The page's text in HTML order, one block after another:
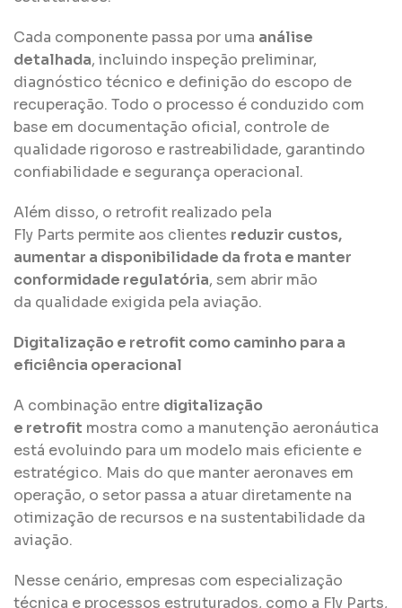
Cada componente passa por uma análise
detalhada, incluindo inspeção preliminar,
diagnóstico técnico e definição do escopo de
recuperação. Todo o processo é conduzido com
base em documentação oficial, controle de
qualidade rigoroso e rastreabilidade, garantindo
confiabilidade e segurança operacional.
Além disso, o retrofit realizado pela
Fly Parts permite aos clientes reduzir custos,
aumentar a disponibilidade da frota e manter
conformidade regulatória, sem abrir mão
da qualidade exigida pela aviação.
Digitalização e retrofit como caminho para a
eficiência operacional
A combinação entre digitalização
e retrofit mostra como a manutenção aeronáutica
está evoluindo para um modelo mais eficiente e
estratégico. Mais do que manter aeronaves em
operação, o setor passa a atuar diretamente na
otimização de recursos e na sustentabilidade da
aviação.
Nesse cenário, empresas com especialização
técnica e processos estruturados, como a Fly Parts,